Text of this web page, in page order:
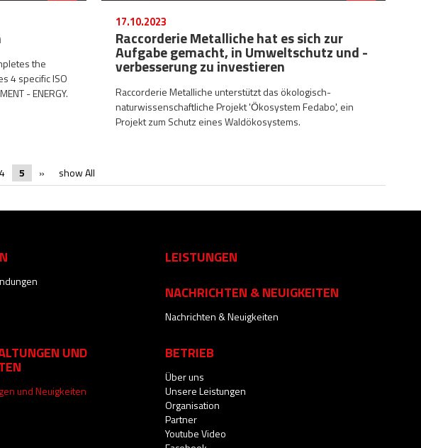
the
4 specific ISO
- ENERGY.
17.10.2023
Raccorderie Metalliche hat es sich zur
Aufgabe gemacht, in Umweltschutz und -
verbesserung zu investieren
Raccorderie Metalliche unterstützt das ökologisch-
naturwissenschaftliche Projekt 'Ӧkosystem Fedabo', ein
Projekt zum Schutz eines Waldökosystems.
4 5 » show All
LEISTUNGEN
NACHRICHTEN & NEUIGKEITEN
Nachrichten & Neuigkeiten
UND
und Neuigkeiten
BETRIEB
Über uns
Unsere Leistungen
Organisation
Partner
Youtube Video